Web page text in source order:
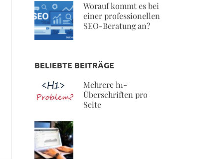
Worauf kommt es bei
einer professionellen
SEO-Beratung an?
BELIEBTE BEITRÄGE
Mehrere h1-
Überschriften pro
Seite